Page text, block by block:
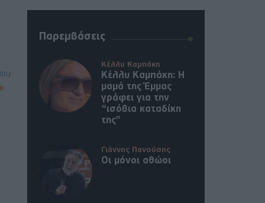
Παρεμβάσεις
Κέλλυ Καμπάκη
Κέλλυ Καμπάκη: Η
μαμά της Έμμας
γράφει για την
“ισόβια καταδίκη
της”
Γιάννης Πανούσης
Οι μόνοι αθώοι